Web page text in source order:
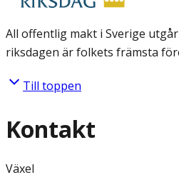
All offentlig makt i Sverige
riksdagen är folkets främsta
Till toppen
Kontakt
Växel